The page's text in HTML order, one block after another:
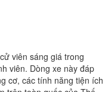
viên sáng giá trong
viên. Dòng xe này đáp
cơ, các tính năng tiện ích